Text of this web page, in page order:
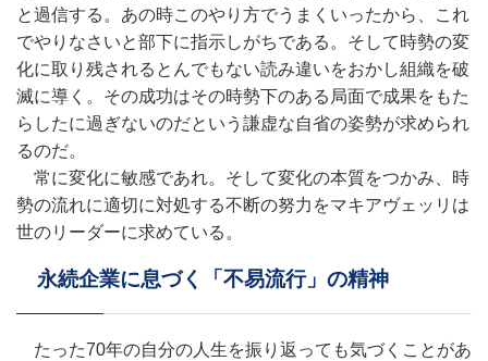
と過信する。あの時このやり方でうまくいったから、これ
でやりなさいと部下に指示しがちである。そして時勢の変
化に取り残されるとんでもない読み違いをおかし組織を破
滅に導く。その成功はその時勢下のある局面で成果をもた
らしたに過ぎないのだという謙虚な自省の姿勢が求められ
るのだ。
常に変化に敏感であれ。そして変化の本質をつかみ、時
勢の流れに適切に対処する不断の努力をマキアヴェッリは
世のリーダーに求めている。
永続企業に息づく「不易流行」の精神
たった70年の自分の人生を振り返っても気づくことがあ